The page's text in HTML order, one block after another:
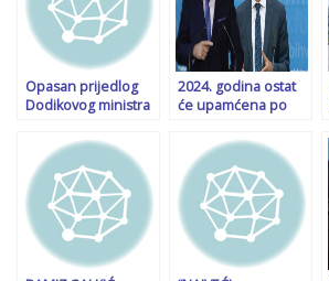
Opasan prijedlog
Dodikovog ministra
ministara BiH:
Amidžić traži da se
ozakoni
neograničeno
povećanje
vrijednosti svih
projekta
2024. godina ostat
će upamćena po
prekretnice koje su
do tada bile
nezamislive